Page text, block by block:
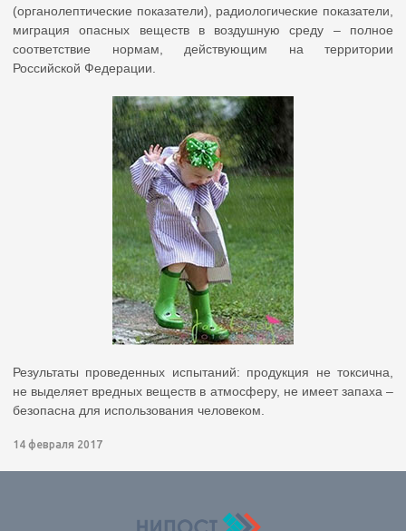
(органолептические показатели), радиологические показатели,
миграция опасных веществ в воздушную среду – полное
соответствие нормам, действующим на территории
Российской Федерации.
Результаты проведенных испытаний: продукция не токсична,
не выделяет вредных веществ в атмосферу, не имеет запаха –
безопасна для использования человеком.
14 февраля 2017